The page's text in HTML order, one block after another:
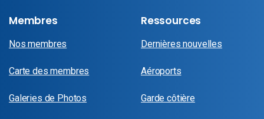
Membres
Nos membres
Carte des membres
Galeries de Photos
Ressources
Dernières nouvelles
Aéroports
Garde côtière